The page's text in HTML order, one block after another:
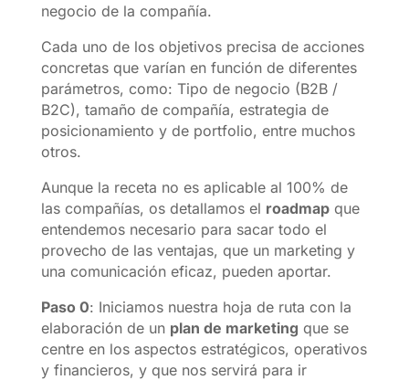
negocio de la compañía.
Cada uno de los objetivos precisa de acciones
concretas que varían en función de diferentes
parámetros, como: Tipo de negocio (B2B /
B2C), tamaño de compañía, estrategia de
posicionamiento y de portfolio, entre muchos
otros.
Aunque la receta no es aplicable al 100% de
las compañías, os detallamos el roadmapque
entendemos necesario para sacar todo el
provecho de las ventajas, que un marketing y
una comunicación eficaz, pueden aportar.
Paso 0: Iniciamos nuestra hoja de ruta con la
elaboración de un plan de marketing que se
centre en los aspectos estratégicos, operativos
y financieros, y que nos servirá para ir